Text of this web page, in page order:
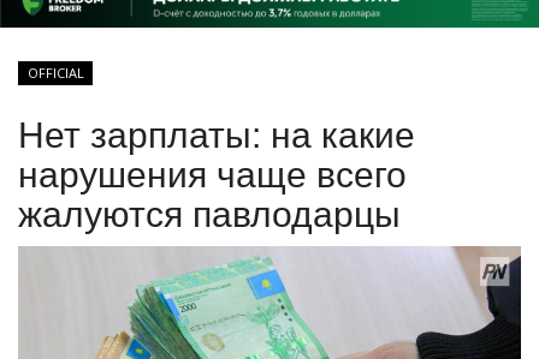
Главная
ПАВЛОДАРСКАЯ ОБЛАСТЬ
КАЗАХСТАН
СПЕЦПРОЕКТЫ
OFFICIAL
Нет зарплаты: на какие
нарушения чаще всего
жалуются павлодарцы